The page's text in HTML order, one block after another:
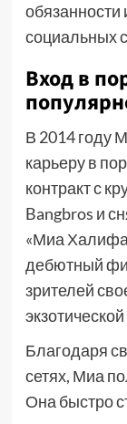
обязанности
социальных
Вход в
В 2014 году
карьеру в
контракт с
Bangbros и
«Миа
дебютный
зрителей
Благодаря
сетях, Миа
Она быстро